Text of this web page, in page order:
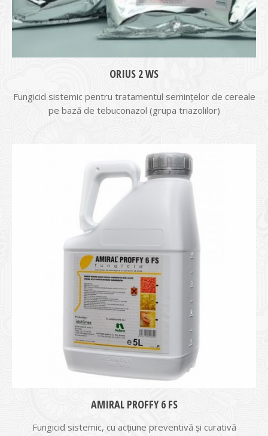
ORIUS 2 WS
Fungicid sistemic pentru tratamentul seminţelor de cereale
pe bază de tebuconazol (grupa triazolilor)
AMIRAL PROFFY 6 FS
Fungicid sistemic, cu acţiune preventivă şi curativă